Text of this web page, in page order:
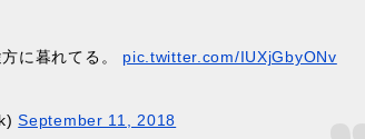
に暮れてる。 pic.twitter.com/IUXjGbyONv
September 11, 2018